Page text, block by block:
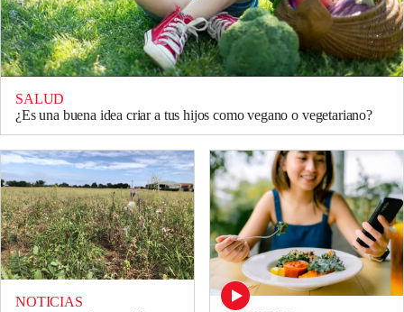
SALUD
¿Es una buena idea criar a tus hijos como vegano o vegetariano?
NOTICIAS